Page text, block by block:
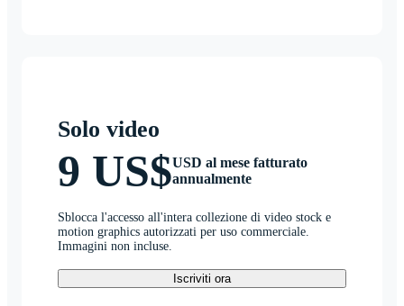
Solo video
9 US$USD al mese fatturato
annualmente
Sblocca l'accesso all'intera collezione di video stock e
motion graphics autorizzati per uso commerciale.
Immagini non incluse.
Iscriviti ora